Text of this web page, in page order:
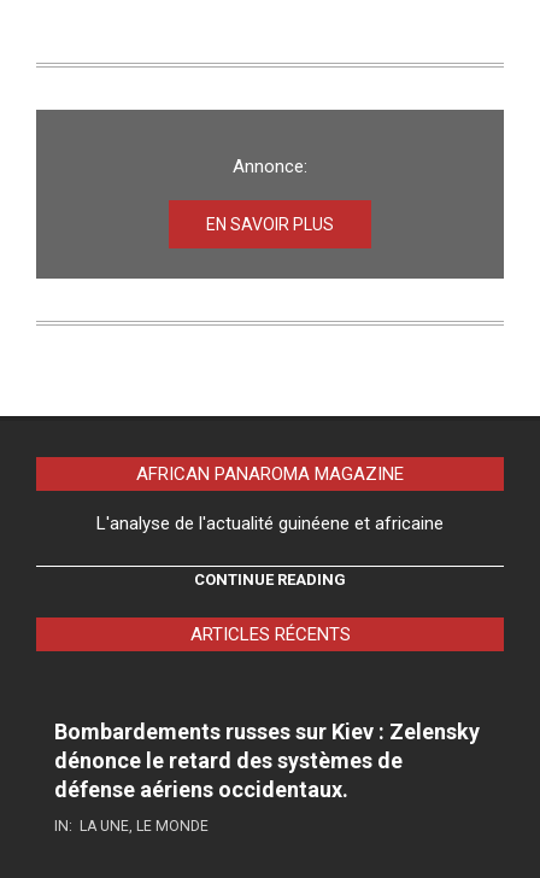
Annonce:
EN SAVOIR PLUS
AFRICAN PANAROMA MAGAZINE
L'analyse de l'actualité guinéene et africaine
CONTINUE READING
ARTICLES RÉCENTS
Bombardements russes sur Kiev : Zelensky
dénonce le retard des systèmes de
défense aériens occidentaux.
IN: LA UNE, LE MONDE